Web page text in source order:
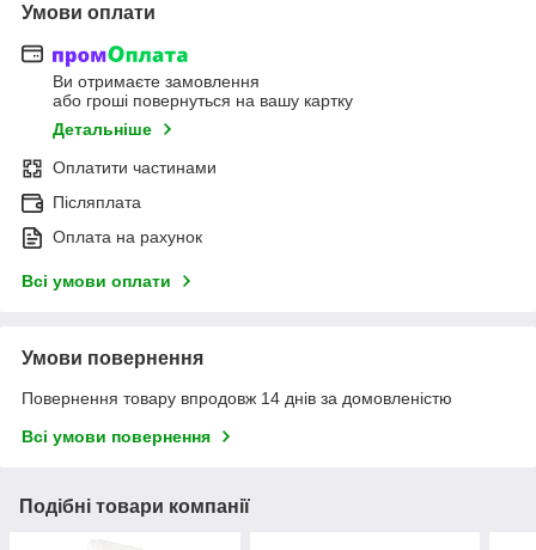
Умови оплати
Ви отримаєте замовлення
або гроші повернуться на вашу картку
Детальніше
Оплатити частинами
Післяплата
Оплата на рахунок
Всі умови оплати
Умови повернення
Повернення товару впродовж 14 днів за домовленістю
Всі умови повернення
Подібні товари компанії